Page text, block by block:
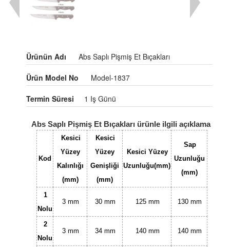
Ürünün Adı Abs Saplı Pişmiş Et Bıçakları
Ürün Model No Model-1837
Termin Süresi 1 Iş Günü
Abs Saplı Pişmiş Et Bıçakları ürünle ilgili açıklama
Kod
Kesici
Yüzey
Kalınlığı
(mm)
Kesici
Yüzey
Genişliği
(mm)
Kesici Yüzey
Uzunluğu(mm)
Sap
Uzunluğu
(mm)
1
Nolu
3 mm 30 mm 125 mm 130 mm
2
Nolu
3 mm 34 mm 140 mm 140 mm